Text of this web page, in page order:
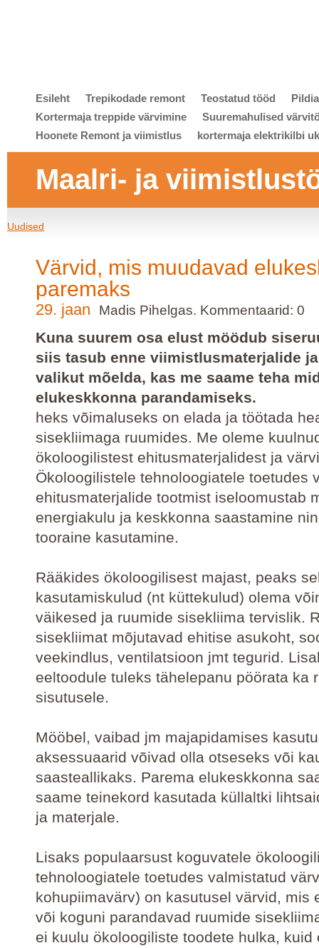
Esileht Trepikodade remont Teostatud tööd
Kortermaja treppide värvimine
Suuremahulised
Hoonete Remont ja viimistlus
kortermaja elektrikilbi
Maalri- ja
Uudised
Värvid, mis muudavad
paremaks
29. jaan Madis Pihelgas. Kommentaarid: 0
Kuna suurem osa elust möödub
siis tasub enne viimistlusmaterjalide
valikut mõelda, kas me saame teha
elukeskkonna parandamiseks.
heks võimaluseks on elada ja töötada
sisekliimaga ruumides. Me oleme
ökoloogilistest ehitusmaterjalidest ja
Ökoloogilistele tehnoloogiatele toetudes
ehitusmaterjalide tootmist iseloomustab
energiakulu ja keskkonna saastamine
tooraine kasutamine.
Rääkides ökoloogilisest majast, peaks
kasutamiskulud (nt küttekulud) olema
väikesed ja ruumide sisekliima tervislik.
sisekliimat mõjutavad ehitise asukoht,
veekindlus, ventilatsioon jmt tegurid.
eeltoodule tuleks tähelepanu pöörata ka
sisutusele.
Mööbel, vaibad jm majapidamises
aksessuaarid võivad olla otseseks või
saasteallikaks. Parema elukeskkonna
saame teinekord kasutada küllaltki
ja materjale.
Lisaks populaarsust koguvatele
tehnoloogiatele toetudes valmistatud
kohupiimavärv) on kasutusel värvid, mis
või koguni parandavad ruumide
ei kuulu ökoloogiliste toodete hulka, kuid